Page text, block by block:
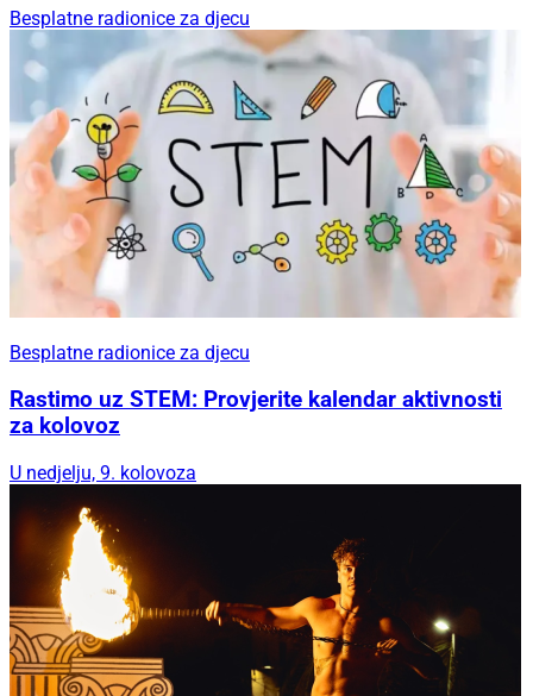
Besplatne radionice za djecu
Besplatne radionice za djecu
Rastimo uz STEM: Provjerite kalendar aktivnosti
za kolovoz
U nedjelju, 9. kolovoza